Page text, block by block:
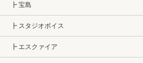
┣ 宝島
┣ スタジオボイス
┣ エスクァイア